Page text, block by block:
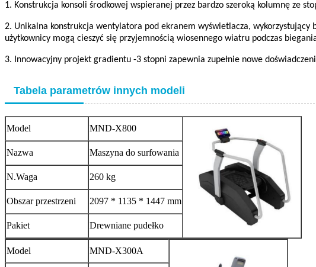
1. Konstrukcja konsoli środkowej wspieranej przez bardzo szeroką kolumnę ze
2. Unikalna konstrukcja wentylatora pod ekranem wyświetlacza,
użytkownicy mogą cieszyć się przyjemnością wiosennego wiatru podczas
3. Innowacyjny projekt gradientu -3 stopni zapewnia zupełnie nowe
Tabela parametrów innych modeli
Model MND-X800
Nazwa Maszyna do surfowania
N.Waga 260 kg
Obszar przestrzeni 2097 * 1135 * 1447 mm
Pakiet Drewniane pudełko
Model MND-X300A